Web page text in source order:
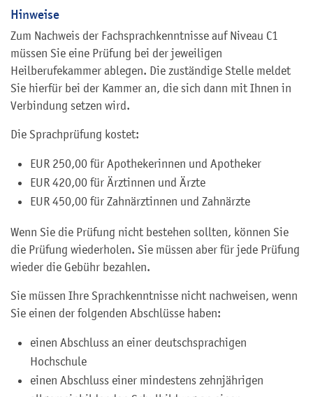
Hinweise
Zum Nachweis der Fachsprachkenntnisse auf Niveau C1
müssen Sie eine Prüfung bei der jeweiligen
Heilberufekammer ablegen. Die zuständige Stelle meldet
Sie hierfür bei der Kammer an, die sich dann mit Ihnen in
Verbindung setzen wird.
Die Sprachprüfung kostet:
EUR 250,00 für Apothekerinnen und Apotheker
EUR 420,00 für Ärztinnen und Ärzte
EUR 450,00 für Zahnärztinnen und Zahnärzte
Wenn Sie die Prüfung nicht bestehen sollten, können Sie
die Prüfung wiederholen. Sie müssen aber für jede Prüfung
wieder die Gebühr bezahlen.
Sie müssen Ihre Sprachkenntnisse nicht nachweisen, wenn
Sie einen der folgenden Abschlüsse haben:
einen Abschluss an einer deutschsprachigen
Hochschule
einen Abschluss einer mindestens zehnjährigen